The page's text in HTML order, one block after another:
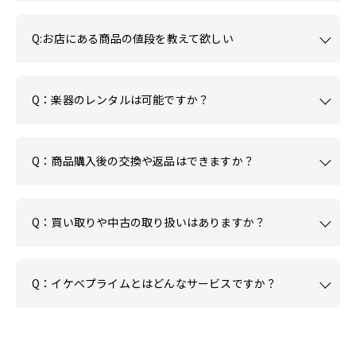
Q:お店にある商品の値段を教えて欲しい
Q：楽器のレンタルは可能ですか？
Q：商品購入後の交換や返品はできますか？
Q：買い取りや中古の取り扱いはありますか？
Q：イケベプライムとはどんなサービスですか？